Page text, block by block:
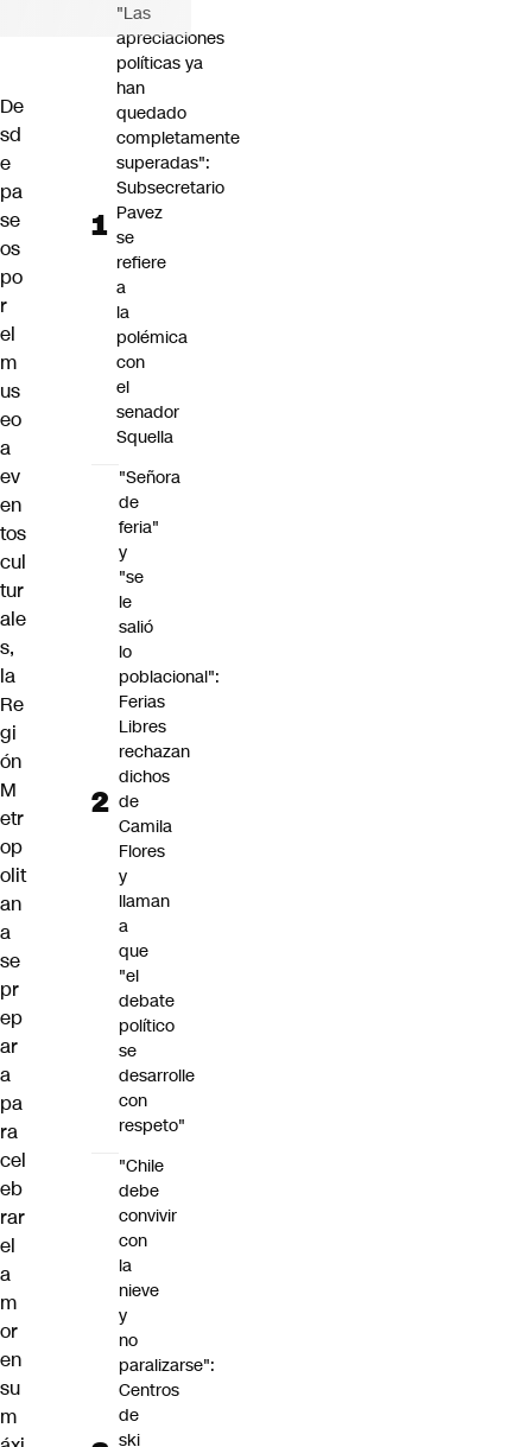
De
sd
e
pa
se
os
po
r
el
m
us
eo
a
ev
en
tos
cul
tur
ale
s,
la
Re
gi
ón
M
etr
op
olit
an
a
se
pr
ep
ar
a
pa
ra
cel
eb
rar
el
a
m
or
en
su
m
"Las
apreciaciones
políticas ya
han
quedado
completamente
superadas":
Subsecretario
Pavez
se
refiere
a
la
polémica
con
el
senador
Squella
"Señora
de
feria"
y
"se
le
salió
lo
poblacional":
Ferias
Libres
rechazan
dichos
de
Camila
Flores
y
llaman
a
que
"el
debate
político
se
desarrolle
con
respeto"
"Chile
debe
convivir
con
la
nieve
y
no
paralizarse":
Centros
de
ski